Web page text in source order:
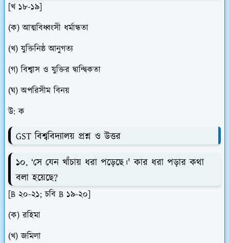
[খ ১৮-১৯]
(ক) আত্মবিধ্বংসী ধর্মান্ধতা
(খ) যুক্তিনিষ্ঠ আনুগত্য
(গ) বিশ্বাস ও যুক্তির দ্বান্দ্বিকতা
(ঘ) অপরিসীম বিনয়
উ: ক
GST বিশ্ববিদ্যালয় প্রশ্ন ও উত্তর
১০. ‘সে যেন খাঁচায় ধরা পড়েছে।' কার ধরা পড়ার কথা
বলা হয়েছে?
[B ২০-২১; চবি B ১৯-২০]
(ক) রহিমা
(খ) জমিলা